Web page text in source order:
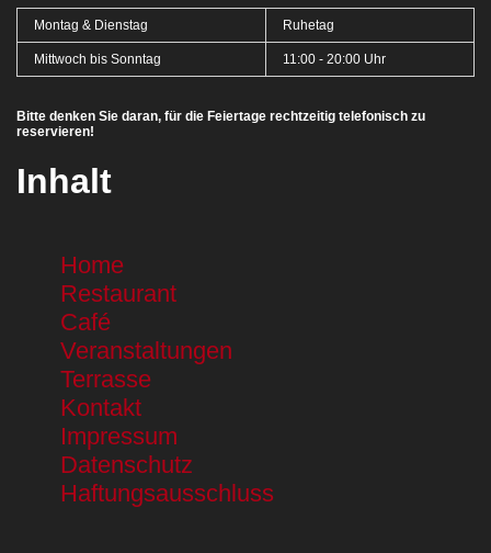
Montag & Dienstag Ruhetag
Mittwoch bis Sonntag 11:00 - 20:00 Uhr
Bitte denken Sie daran, für die Feiertage rechtzeitig telefonisch zu
reservieren!
Inhalt
Home
Restaurant
Café
Veranstaltungen
Terrasse
Kontakt
Impressum
Datenschutz
Haftungsausschluss